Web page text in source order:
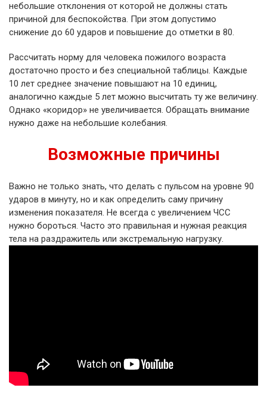
небольшие отклонения от которой не должны стать
причиной для беспокойства. При этом допустимо
снижение до 60 ударов и повышение до отметки в 80.
Рассчитать норму для человека пожилого возраста
достаточно просто и без специальной таблицы. Каждые
10 лет среднее значение повышают на 10 единиц,
аналогично каждые 5 лет можно высчитать ту же величину.
Однако «коридор» не увеличивается. Обращать внимание
нужно даже на небольшие колебания.
Возможные причины
Важно не только знать, что делать с пульсом на уровне 90
ударов в минуту, но и как определить саму причину
изменения показателя. Не всегда с увеличением ЧСС
нужно бороться. Часто это правильная и нужная реакция
тела на раздражитель или экстремальную нагрузку.